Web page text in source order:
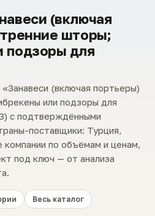
(включая
шторы;
подзоры для
(включая портьеры)
или подзоры для
с подтверждёнными
поставщики: Турция,
компании по объёмам и ценам,
под ключ — от анализа
Весь каталог